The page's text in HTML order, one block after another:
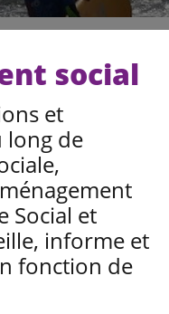
social
et
long de
Social et
informe et
fonction de